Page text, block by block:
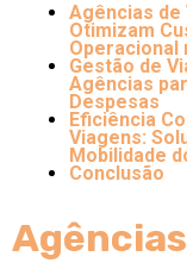
Agências de
Otimizam
Operacional
Gestão de
Agências
Despesas
Eficiência
Viagens:
Mobilidade
Conclusão